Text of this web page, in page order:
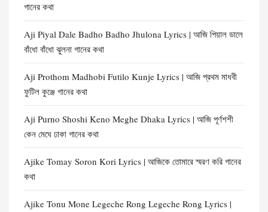
গানের কথা
Aji Piyal Dale Badho Badho Jhulona Lyrics | আজি পিয়াল ডালে
বাঁধো বাঁধো ঝুলনা গানের কথা
Aji Prothom Madhobi Futilo Kunje Lyrics | আজি প্রথম মাধবী
ফুটিল কুঞ্জে গানের কথা
Aji Purno Shoshi Keno Meghe Dhaka Lyrics | আজি পূর্ণশশী
কেন মেঘে ঢাকা গানের কথা
Ajike Tomay Soron Kori Lyrics | আজিকে তোমারে স্মরণ করি গানের
কথা
Ajike Tonu Mone Legeche Rong Legeche Rong Lyrics |